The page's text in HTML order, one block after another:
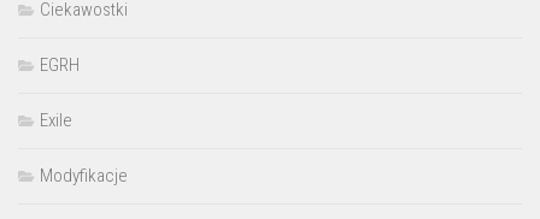
Ciekawostki
EGRH
Exile
Modyfikacje